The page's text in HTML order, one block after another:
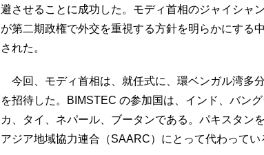
避させることに成功した。モディ首相のジャイシャ
が第二期政権で外交を重視する方針を明らかにする
された。
今回、モディ首相は、就任式に、環ベンガル湾多
を招待した。BIMSTEC の参加国は、インド、バン
カ、タイ、ネパール、ブータンである。パキスタン
アジア地域協力連合（SAARC）にとって代わってい